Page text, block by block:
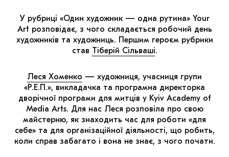
THE UKRAINIAN PAVILION AT VENICE BIENNALE
2022
МАРІУПОЛЬСЬКІ МАРГІНАЛІЇ
ДОСЛІДНИЦЬКА ПЛАТФОРМА
ЗАПАЛЕННЯ
CARPATHIAN CULT ПРО РІЗДВЯНІ СВЯТА
У рубриці «Один художник — одна рутина» Your
Art розповідає, з чого складається робочий день
художників та художниць. Першим героєм рубрики
став Тіберій Сільваші.
Леся Хоменко — художниця, учасниця групи
«Р.Е.П.», викладачка та програмна директорка
дворічної програми для митців у Kyiv Academy of
Media Arts. Для нас Леся розповіла про свою
майстерню, як знаходить час для роботи «для
себе» та для організаційної діяльності, що робить,
коли справ забагато і вона не знає, з чого почати.